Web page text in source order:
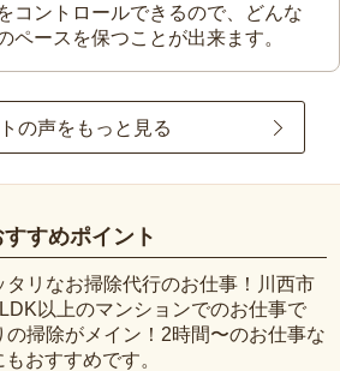
コントロールできるので、どんな
ペースを保つことが出来ます。
の声をもっと見る
すめポイント
タリなお掃除代行のお仕事！川西市
以上のマンションでのお仕事で
掃除がメイン！2時間〜のお仕事な
おすすめです。